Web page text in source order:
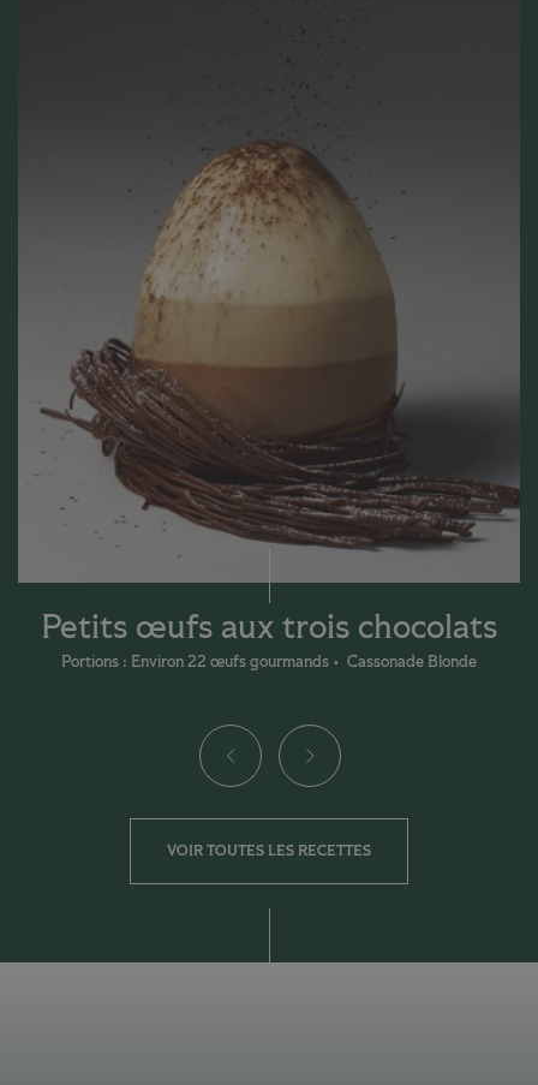
Petits œufs aux trois chocolats
Portions : Environ 22 œufs gourmands Cassonade Blonde
VOIR TOUTES LES RECETTES